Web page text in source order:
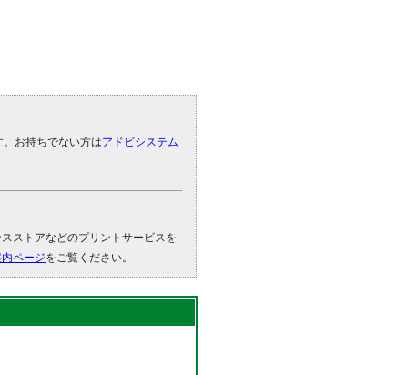
お持ちでない方はアドビシステム
ストアなどのプリントサービスを
ページをご覧ください。